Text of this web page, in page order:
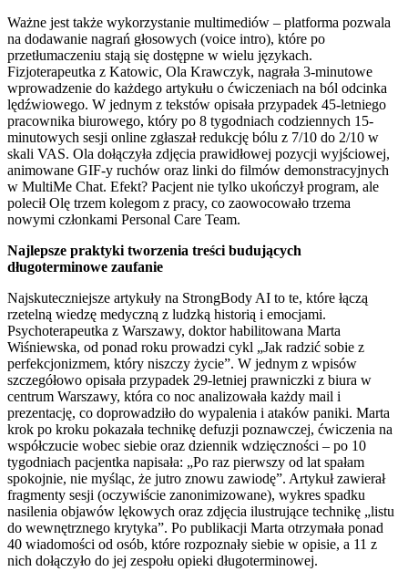
Ważne jest także wykorzystanie multimediów – platforma pozwala
na dodawanie nagrań głosowych (voice intro), które po
przetłumaczeniu stają się dostępne w wielu językach.
Fizjoterapeutka z Katowic, Ola Krawczyk, nagrała 3-minutowe
wprowadzenie do każdego artykułu o ćwiczeniach na ból odcinka
lędźwiowego. W jednym z tekstów opisała przypadek 45-letniego
pracownika biurowego, który po 8 tygodniach codziennych 15-
minutowych sesji online zgłaszał redukcję bólu z 7/10 do 2/10 w
skali VAS. Ola dołączyła zdjęcia prawidłowej pozycji wyjściowej,
animowane GIF-y ruchów oraz linki do filmów demonstracyjnych
w MultiMe Chat. Efekt? Pacjent nie tylko ukończył program, ale
polecił Olę trzem kolegom z pracy, co zaowocowało trzema
nowymi członkami Personal Care Team.
Najlepsze praktyki tworzenia treści budujących
długoterminowe zaufanie
Najskuteczniejsze artykuły na StrongBody AI to te, które łączą
rzetelną wiedzę medyczną z ludzką historią i emocjami.
Psychoterapeutka z Warszawy, doktor habilitowana Marta
Wiśniewska, od ponad roku prowadzi cykl „Jak radzić sobie z
perfekcjonizmem, który niszczy życie”. W jednym z wpisów
szczegółowo opisała przypadek 29-letniej prawniczki z biura w
centrum Warszawy, która co noc analizowała każdy mail i
prezentację, co doprowadziło do wypalenia i ataków paniki. Marta
krok po kroku pokazała technikę defuzji poznawczej, ćwiczenia na
współczucie wobec siebie oraz dziennik wdzięczności – po 10
tygodniach pacjentka napisała: „Po raz pierwszy od lat spałam
spokojnie, nie myśląc, że jutro znowu zawiodę”. Artykuł zawierał
fragmenty sesji (oczywiście zanonimizowane), wykres spadku
nasilenia objawów lękowych oraz zdjęcia ilustrujące technikę „listu
do wewnętrznego krytyka”. Po publikacji Marta otrzymała ponad
40 wiadomości od osób, które rozpoznały siebie w opisie, a 11 z
nich dołączyło do jej zespołu opieki długoterminowej.